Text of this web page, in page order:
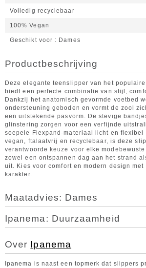
Volledig recyclebaar
100% Vegan
Geschikt voor Dames
Productbeschrijving
Deze elegante teenslipper van het
biedt een perfecte combinatie van stijl,
Dankzij het anatomisch gevormde voetbed
ondersteuning geboden en vormt de zool
een uitstekende pasvorm. De stevige
glinstering zorgen voor een verfijnde
soepele Flexpand-materiaal licht en flexibel
vegan, ftalaatvrij en recyclebaar, is deze
verantwoorde keuze voor elke
zowel een ontspannen dag aan het strand
uit. Kies voor comfort en modern design
karakter.
Maatadvies: Dames
Ipanema: Duurzaamheid
Over Ipanema
Ipanema is naast een topmerk dat slippers